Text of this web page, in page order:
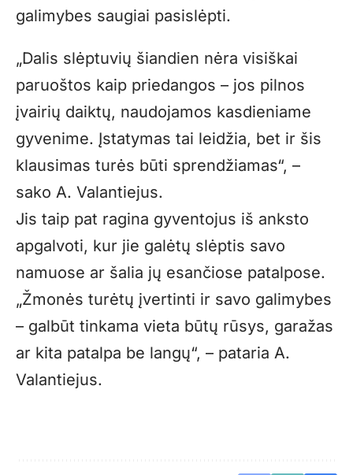
galimybes saugiai pasislėpti.
„Dalis slėptuvių šiandien nėra visiškai
paruoštos kaip priedangos – jos pilnos
įvairių daiktų, naudojamos kasdieniame
gyvenime. Įstatymas tai leidžia, bet ir šis
klausimas turės būti sprendžiamas“, –
sako A. Valantiejus.
Jis taip pat ragina gyventojus iš anksto
apgalvoti, kur jie galėtų slėptis savo
namuose ar šalia jų esančiose patalpose.
„Žmonės turėtų įvertinti ir savo galimybes
– galbūt tinkama vieta būtų rūsys, garažas
ar kita patalpa be langų“, – pataria A.
Valantiejus.